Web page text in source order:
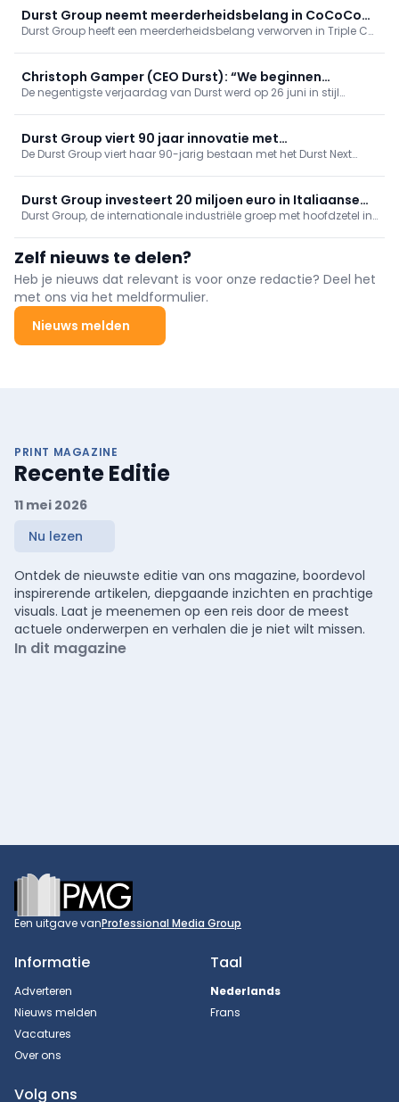
Durst Group neemt meerderheidsbelang in CoCoCo
Platform
Durst Group heeft een meerderheidsbelang verworven in Triple C
Christoph Gamper (CEO Durst): “We beginnen
opnieuw, zoals een start-up”
De negentigste verjaardag van Durst werd op 26 juni in stijl
bezoekers waren present.
Durst Group viert 90 jaar innovatie met
technologiefestival in Brixen
De Durst Group viert haar 90-jarig bestaan met het Durst Next
Durst Group investeert 20 miljoen euro in Italiaanse
textielhub
Durst Group, de internationale industriële groep met hoofdzetel in
Zelf nieuws te delen?
Heb je nieuws dat relevant is voor onze redactie? Deel het
met ons via het meldformulier.
Nieuws melden
PRINT MAGAZINE
Recente Editie
11 mei 2026
Nu lezen
Ontdek de nieuwste editie van ons magazine, boordevol
inspirerende artikelen, diepgaande inzichten en prachtige
visuals. Laat je meenemen op een reis door de meest
actuele onderwerpen en verhalen die je niet wilt missen.
In dit magazine
Footer
Een uitgave vanProfessional Media Group
Informatie
Adverteren
Nieuws melden
Vacatures
Over ons
Taal
Nederlands
Frans
Volg ons